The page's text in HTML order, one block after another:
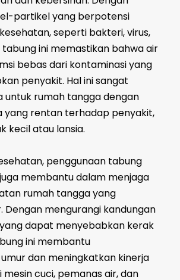
partikel yang berpotensi
seperti bakteri, virus,
ini memastikan bahwa air
bebas dari kontaminasi yang
penyakit. Hal ini sangat
rumah tangga dengan
yang rentan terhadap penyakit,
kecil atau lansia.
penggunaan tabung
membantu dalam menjaga
rumah tangga yang
Dengan mengurangi kandungan
dapat menyebabkan kerak
ini membantu
dan meningkatkan kinerja
cuci, pemanas air, dan